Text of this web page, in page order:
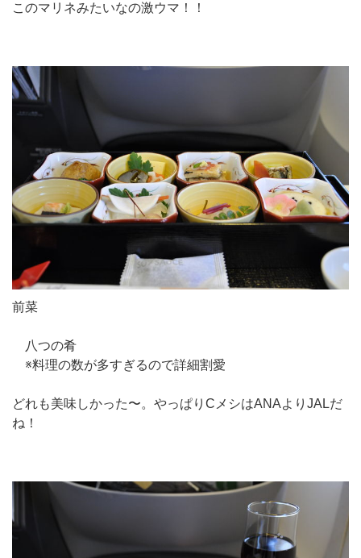
このマリネみたいなの激ウマ！！
前菜
八つの肴
※料理の数が多すぎるので詳細割愛
どれも美味しかった〜。やっぱりCメシはANAよりJALだ
ね！